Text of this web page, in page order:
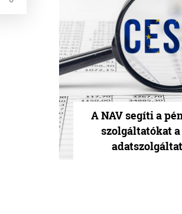
A NAV segíti a
szolgáltatókat a